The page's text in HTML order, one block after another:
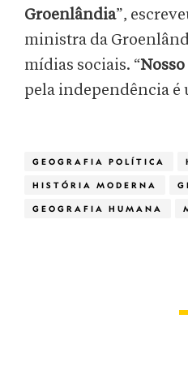
Groenlândia”,
ministra da
mídias sociais. “
pela independência é
GEOGRAFIA POLÍTICA
HISTÓRIA MODERNA
GEOGRAFIA HUMANA